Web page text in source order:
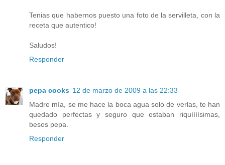
Tenias que habernos puesto una foto de la servilleta, con la
receta que autentico!
Saludos!
Responder
pepa cooks 12 de marzo de 2009 a las 22:33
Madre mía, se me hace la boca agua solo de verlas, te han
quedado perfectas y seguro que estaban riquíííísimas,
besos pepa.
Responder